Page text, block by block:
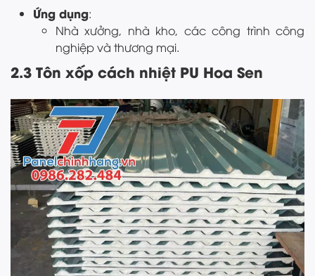
Ứng dụng:
Nhà xưởng, nhà kho, các công trình công
nghiệp và thương mại.
2.3 Tôn xốp cách nhiệt PU Hoa Sen